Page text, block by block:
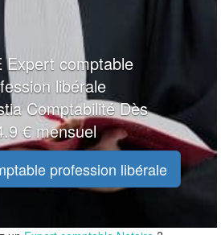
Expert comptable
libérale
Comptabilité Dès
€ mensuel
profession libérale